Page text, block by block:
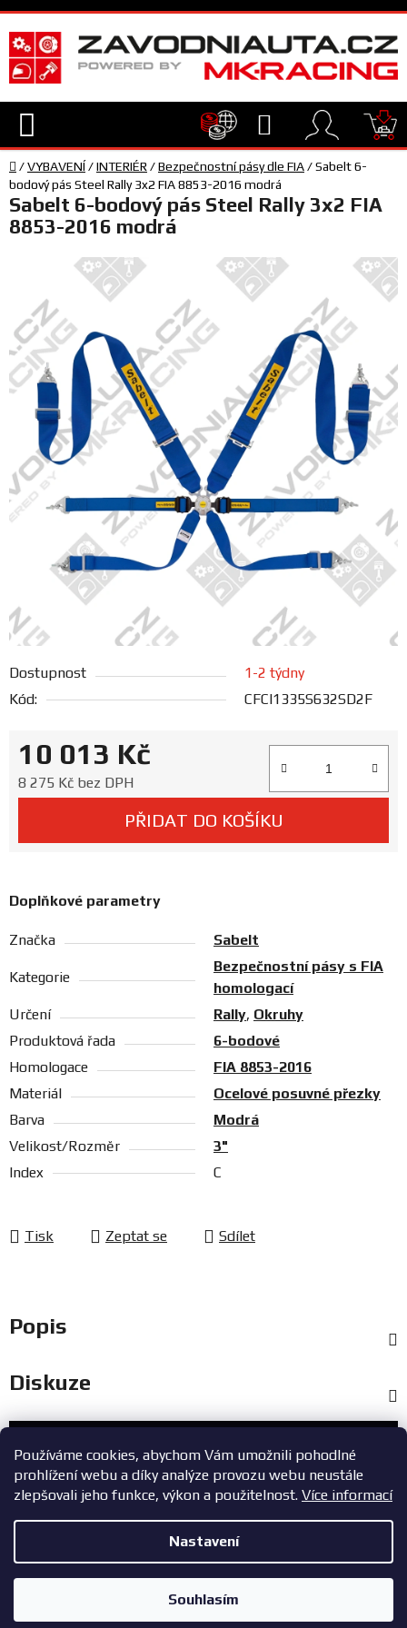
Používáme cookies, abychom Vám umožnili pohodlné
prohlížení webu a díky analýze provozu webu neustále
zlepšovali jeho funkce, výkon a použitelnost. Více informací
Nastavení
Souhlasím
Přejít
na
obsah
Hledat
TECHNIKA
VYBAVENÍ
TÝM
A
SERVIS
FANOUŠCI
Profil
firmy
Obchodní
podmínky
Doprava
Blog
a
katalogy
Domů
/VYBAVENÍ/INTERIÉR /Bezpečnostní pásy dle FIA/Sabelt 6-
bodový pás Steel Rally 3x2 FIA 8853-2016 modrá
Dostupnost
1-2 týdny
Kód:
CFCI1335S632SD2F
10 013 Kč
8 275 Kč bez DPH
PŘIDAT DO KOŠÍKU
Doplňkové parametry
Značka Sabelt
Kategorie
Bezpečnostní pásy s FIA
homologací
Určení
Rally, Okruhy
Produktová řada
6-bodové
Homologace
FIA 8853-2016
Materiál
Ocelové posuvné přezky
Barva
Modrá
Velikost/Rozměr
3"
Index
C
Tisk Zeptat se Sdílet
Sabelt 6-bodový pás Steel Rally 3x2 FIA
8853-2016 modrá
Popis
Diskuze
Zákaznický servis
+420 603 785 748
Copyright 2026ZavodniAuta.cz. Všechna práva vyhrazena.|
Zásady ochrany osobních údajů